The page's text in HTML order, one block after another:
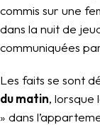
commis sur une
dans la nuit de
communiquées
Les faits se sont
du matin, lorsque
» dans